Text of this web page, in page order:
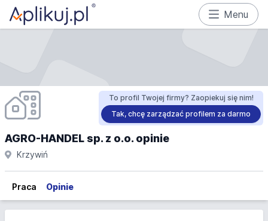
Menu
To profil Twojej firmy? Zaopiekuj się nim!
Tak, chcę zarządzać profilem za darmo
AGRO-HANDEL sp. z o.o. opinie
Krzywiń
Praca Opinie